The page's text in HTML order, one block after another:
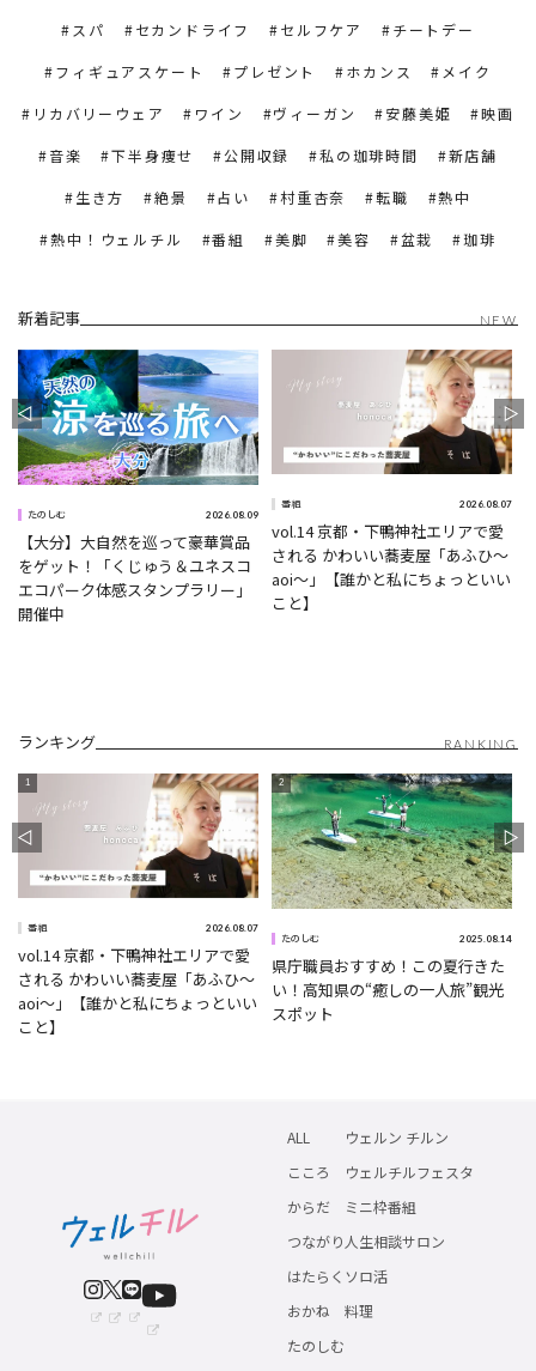
スパ セカンドライフ セルフケア チートデー
フィギュアスケート プレゼント ホカンス メイク
リカバリーウェア ワイン ヴィーガン 安藤美姫 映画
音楽 下半身痩せ 公開収録 私の珈琲時間 新店舗
生き方 絶景 占い 村重杏奈 転職 熱中
熱中！ウェルチル 番組 美脚 美容 盆栽 珈琲
新着記事 NEW
たのしむ 2026.08.09
【大分】大自然を巡って豪華賞品
をゲット！「くじゅう＆ユネスコ
エコパーク体感スタンプラリー」
開催中
番組 2026.08.07
vol.14 京都・下鴨神社エリアで愛
される かわいい蕎麦屋「あふひ〜
aoi〜」【誰かと私にちょっといい
こと】
ランキング RANKING
番組 2026.08.07
vol.14 京都・下鴨神社エリアで愛
される かわいい蕎麦屋「あふひ〜
aoi〜」【誰かと私にちょっといい
こと】
たのしむ 2025.08.14
県庁職員おすすめ！この夏行きた
い！高知県の“癒しの一人旅”観光
スポット
ALL
こころ
からだ
つながり
はたらく
おかね
たのしむ
ウェルン チルン
ウェルチルフェスタ
ミニ枠番組
人生相談サロン
ソロ活
料理